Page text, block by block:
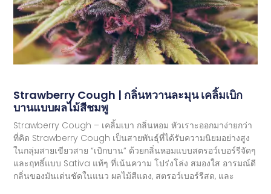
Strawberry Cough | กลิ่นหวานละมุน เคลิ้มเบิก
บานแบบผลไม้สีชมพู
Strawberry Cough – เคลิ้มเบา กลิ่นหอม หัวเราะออกมาง่ายกว่า
ที่คิด Strawberry Cough เป็นสายพันธุ์ที่ได้รับความนิยมอย่างสูง
ในกลุ่มสายเขียวสาย “เบิกบาน” ด้วยกลิ่นหอมแบบสตรอว์เบอร์รีจัดๆ
และฤทธิ์แบบ Sativa แท้ๆ ที่เน้นความ โปร่งโล่ง สมองใส อารมณ์ดี
กลิ่นของมันเด่นชัดในแนว ผลไม้สีแดง, สตรอว์เบอร์รีสด, และ